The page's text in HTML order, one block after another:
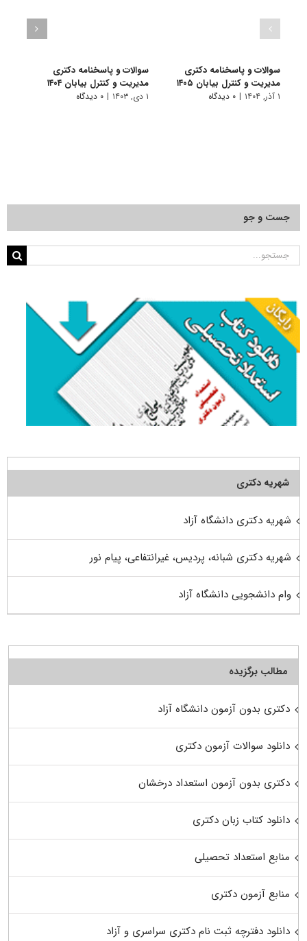
سوالات و پاسخنامه دکتری
مدیریت و کنترل بیابان ۱۴۰۵
۱ آذر, ۱۴۰۴ | ۰ دیدگاه
سوالات و پاسخنامه دکتری
مدیریت و کنترل بیابان ۱۴۰۴
۱ دی, ۱۴۰۳ | ۰ دیدگاه
جست و جو
جستجو
شهریه دکتری
شهریه دکتری دانشگاه آزاد
شهریه دکتری شبانه، پردیس، غیرانتفاعی، پیام نور
وام دانشجویی دانشگاه آزاد
مطالب برگزیده
دکتری بدون آزمون دانشگاه آزاد
دانلود سوالات آزمون دکتری
دکتری بدون آزمون استعداد درخشان
دانلود کتاب زبان دکتری
منابع استعداد تحصیلی
منابع آزمون دکتری
دانلود دفترچه ثبت نام دکتری سراسری و آزاد